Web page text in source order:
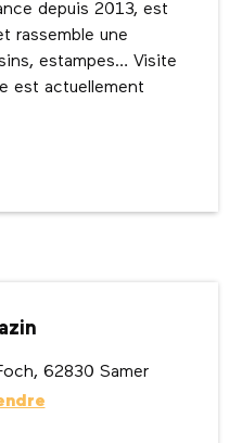
depuis 2013, est
rassemble une
estampes… Visite
est actuellement
62830 Samer